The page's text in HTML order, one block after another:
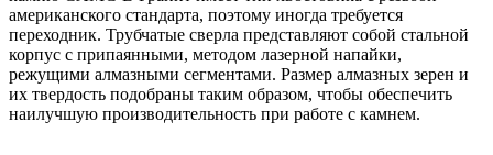
американского стандарта, поэтому иногда требуется
переходник. Трубчатые сверла представляют собой стальной
корпус с припаянными, методом лазерной напайки,
режущими алмазными сегментами. Размер алмазных зерен и
их твердость подобраны таким образом, чтобы обеспечить
наилучшую производительность при работе с камнем.